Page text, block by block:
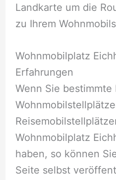
Landkarte um die
zu Ihrem
Wohnmobilplatz
Erfahrungen
Wenn Sie
Wohnmobilplatz
haben, so können
Seite selbst